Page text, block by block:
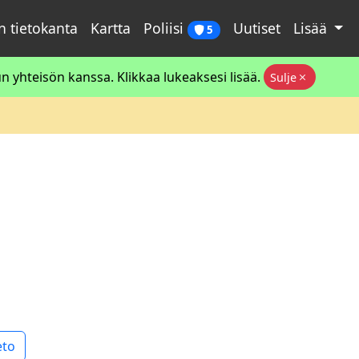
tietokanta Kartta Poliisi 5 Uutiset Lisää
yhteisön kanssa. Klikkaa lukeaksesi lisää. Sulje